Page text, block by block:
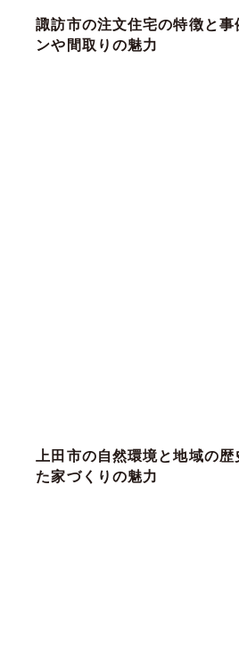
諏訪市の注文住宅の特徴と事
ンや間取りの魅力
上田市の自然環境と地域の
た家づくりの魅力